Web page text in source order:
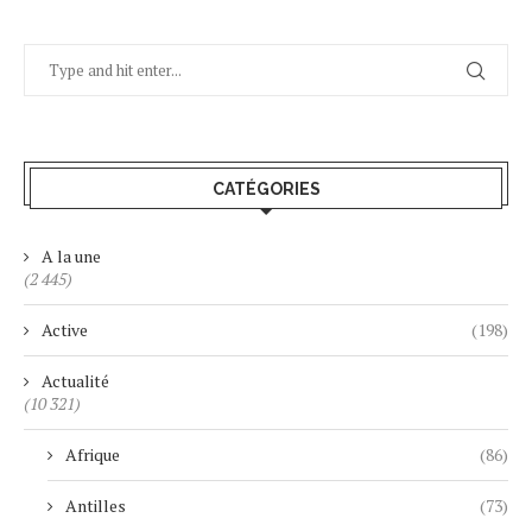
CATÉGORIES
A la une
(2 445)
Active (198)
Actualité
(10 321)
Afrique (86)
Antilles (73)